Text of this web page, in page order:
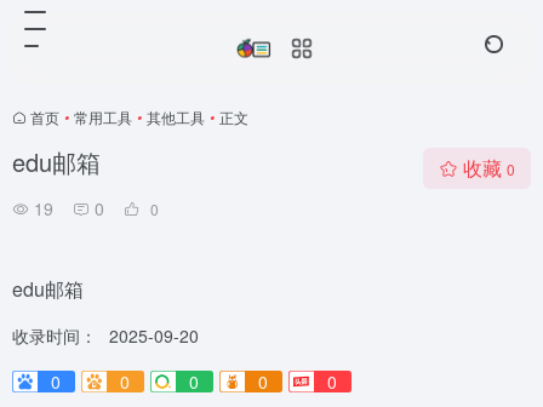
首页 • 常用工具 • 其他工具 • 正文
edu邮箱
19 0 0
收藏 0
edu邮箱
收录时间：
2025-09-20
0
0 0 0 0